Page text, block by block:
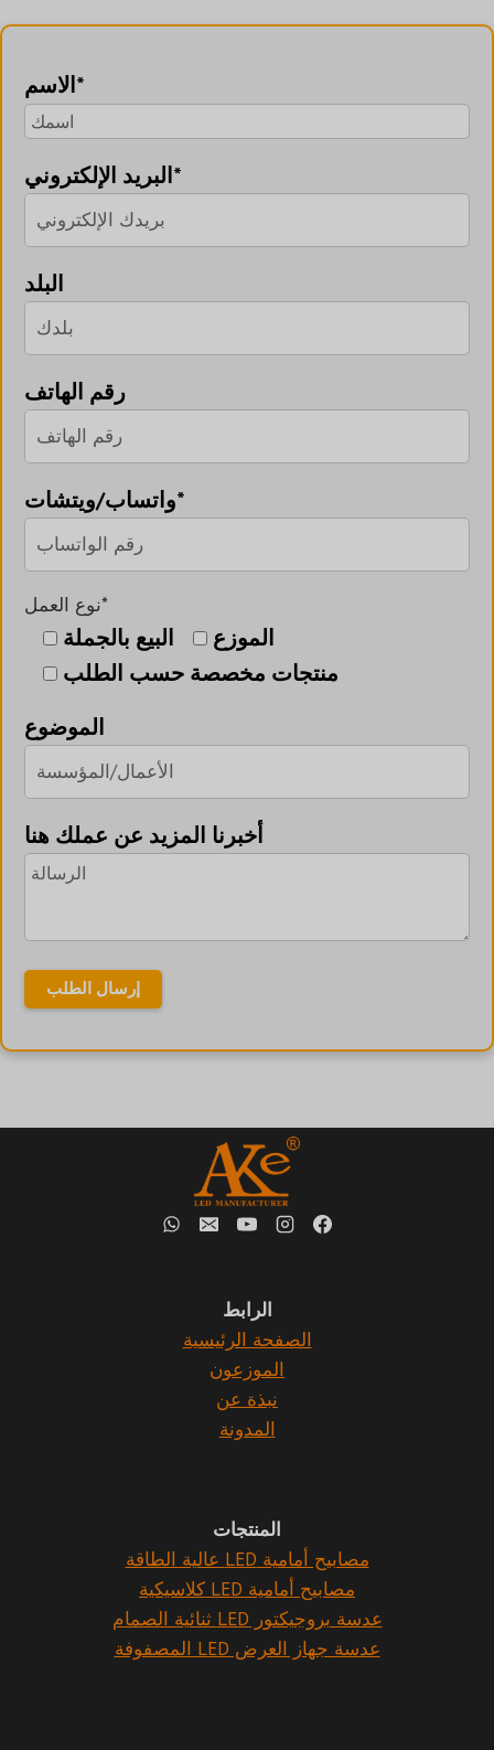
الاسم*
البريد الإلكتروني*
البلد
رقم الهاتف
واتساب/ويتشات*
نوع العمل*
البيع بالجملة
الموزع
منتجات مخصصة حسب الطلب
الموضوع
أخبرنا المزيد عن عملك هنا
الرابط
الصفحة الرئيسية
الموزعون
نبذة عن
المدونة
المنتجات
مصابيح أمامية LED عالية الطاقة
مصابيح أمامية LED كلاسيكية
عدسة بروجيكتور LED ثنائية الصمام
عدسة جهاز العرض LED المصفوفة